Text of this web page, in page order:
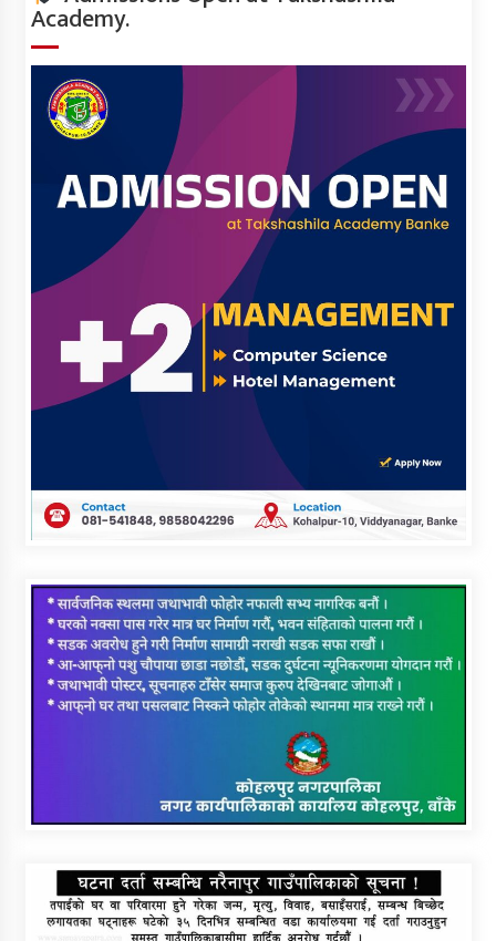
Academy.